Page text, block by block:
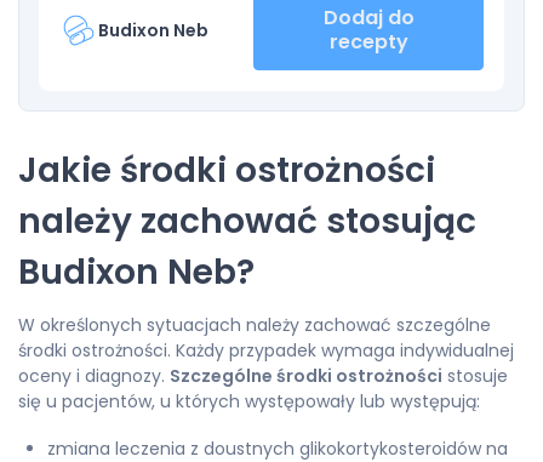
Budixon Neb
Dodaj do
recepty
Jakie środki ostrożności
należy zachować stosując
Budixon Neb?
W określonych sytuacjach należy zachować szczególne
środki ostrożności. Każdy przypadek wymaga indywidualnej
oceny i diagnozy. Szczególne środki ostrożności stosuje
się u pacjentów, u których występowały lub występują:
zmiana leczenia z doustnych glikokortykosteroidów na